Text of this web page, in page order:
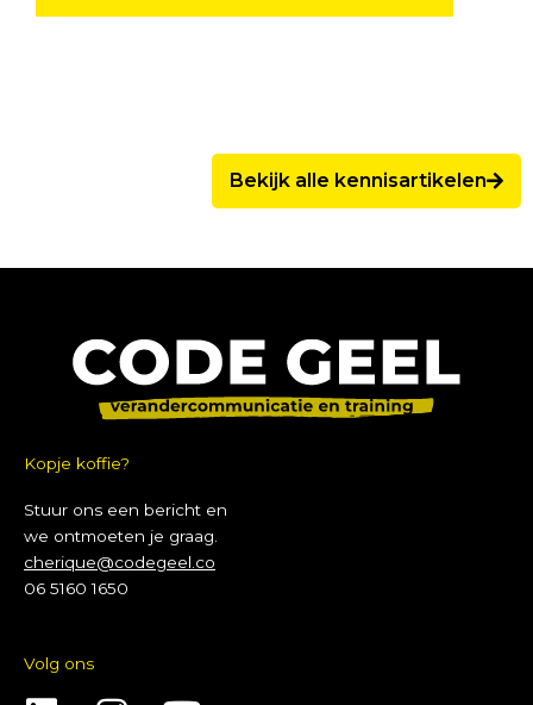
Bekijk alle kennisartikelen
Kopje koffie?
Stuur ons een bericht en
we ontmoeten je graag.
cherique@codegeel.co
06 5160 1650
Volg ons